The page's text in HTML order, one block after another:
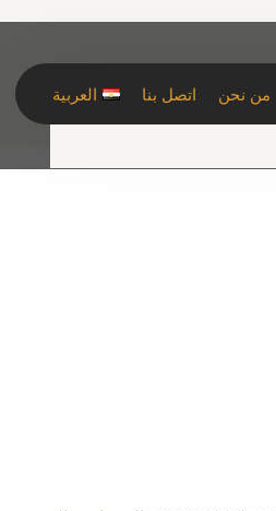
من نحن اتصل بنا العربية